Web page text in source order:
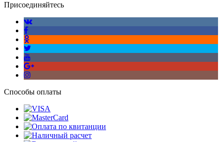
Присоединяйтесь
Способы оплаты